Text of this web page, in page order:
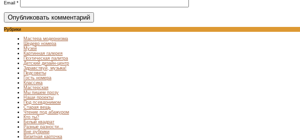
Email *
Рубрики
Мастера модернизма
Шедевр номера
Музей
Картинная галерея
Поэтическая палитра
Детский дизайн-центр
Здравствуй, музыка!
Педсоветы
Гость номера
Классика
Мастерская
Мы пишем прозу
Наши проекты
Под псевдонимом
Старая вещь
Чтение под абажуром
Кто ты?
Белый квадрат
Разные разности…
Вне рубрики
Визитная карточка